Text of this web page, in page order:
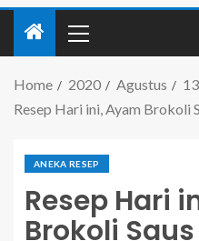
Home 2020 Agustus
13
Resep Hari ini, Ayam Brokoli
ANEKA RESEP
Resep Hari
Brokoli